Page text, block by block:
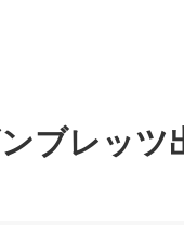
ブレッツ